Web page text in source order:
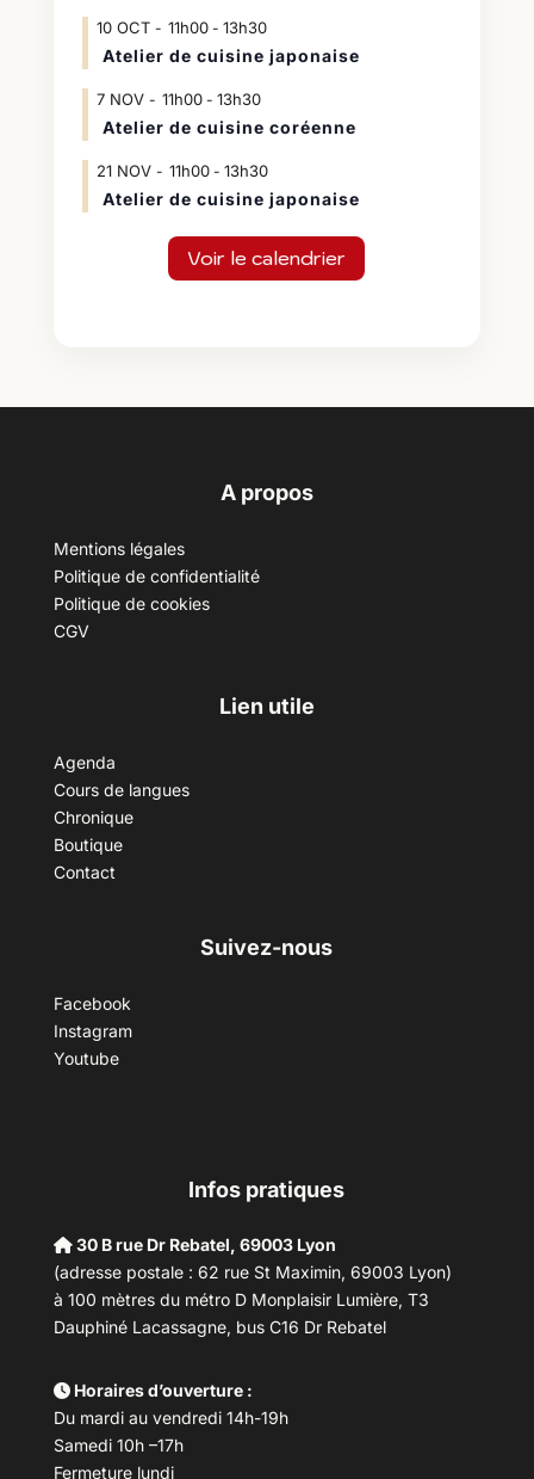
10 OCT 11h00- 13h30
Atelier de cuisine japonaise
7 NOV 11h00- 13h30
Atelier de cuisine coréenne
21 NOV 11h00- 13h30
Atelier de cuisine japonaise
Voir le calendrier
A propos
Mentions légales
Politique de confidentialité
Politique de cookies
CGV
Lien utile
Agenda
Cours de langues
Chronique
Boutique
Contact
Suivez-nous
Facebook
Instagram
Youtube
Infos pratiques
30 B rue Dr Rebatel, 69003 Lyon
(adresse postale : 62 rue St Maximin, 69003 Lyon)
à 100 mètres du métro D Monplaisir Lumière, T3
Dauphiné Lacassagne, bus C16 Dr Rebatel
Horaires d’ouverture :
Du mardi au vendredi 14h-19h
Samedi 10h –17h
Fermeture lundi